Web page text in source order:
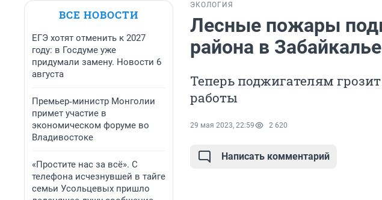
ВСЕ НОВОСТИ
ЕГЭ хотят отменить к 2027
году: в Госдуме уже
придумали замену. Новости 6
августа
Премьер‑министр Монголии
примет участие в
экономическом форуме во
Владивостоке
«Простите нас за всё». С
телефона исчезнувшей в тайге
семьи Усольцевых пришло
ЭКОЛОГИЯ
Лесные пожары
района в
Теперь поджигателям
работы
29 мая 2023, 22:59 2 620
Написать комментарий